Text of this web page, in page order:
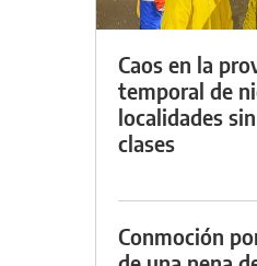
Caos en la
temporal de
localidades
clases
Conmoción